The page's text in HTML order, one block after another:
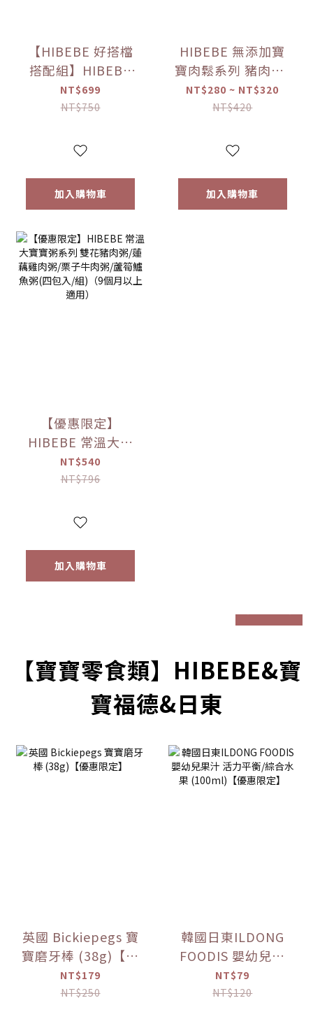
【HIBEBE 好搭檔
搭配組】HIBEBE
常溫大寶寶粥
*1+HIBEBE 無添加
限定】
NT$699
NT$750
加入購物車
HIBEBE 無添加寶
寶肉鬆系列 豬肉鬆/
雞肉鬆/旗魚鬆(2包
入/組)（10個月以
定】
NT$280 ~ NT$320
NT$420
加入購物車
【優惠限定】
HIBEBE 常溫大寶
寶粥系列 雙花豬肉
粥/蓮藕雞肉粥/栗子
(四包入/組)（9個月
NT$540
NT$796
加入購物車
【寶寶零食類】HIBEBE&寶
寶福德&日東
英國 Bickiepegs 寶
寶磨牙棒 (38g)【優
惠限定】
NT$179
NT$250
韓國日東ILDONG
FOODIS 嬰幼兒果
果 (100ml)【優惠
NT$79
NT$120